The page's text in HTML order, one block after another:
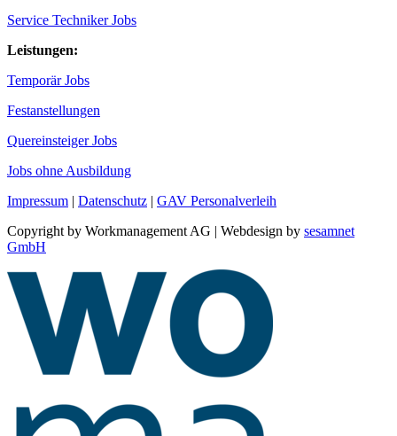
Service Techniker Jobs
Leistungen:
Temporär Jobs
Festanstellungen
Quereinsteiger Jobs
Jobs ohne Ausbildung
Impressum | Datenschutz | GAV Personalverleih
Copyright by Workmanagement AG | Webdesign by sesamnet
GmbH